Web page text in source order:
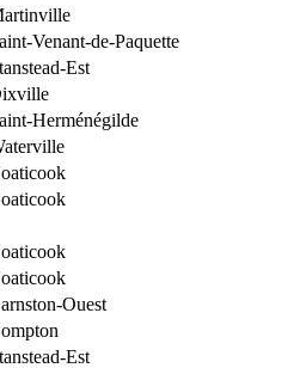
Venant-de-Paquette
Est
Herménégilde
Ouest
Est